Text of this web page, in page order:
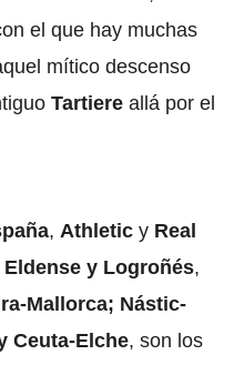
el que hay muchas
mítico descenso
Tartiere allá por el
, Athletic y Real
Eldense y Logroñés,
Mallorca; Nástic-
Ceuta-Elche, son los